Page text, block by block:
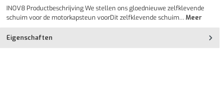
INOV8 Productbeschrijving We stellen ons gloednieuwe zelfklevende
schuim voor de motorkapsteun voorDit zelfklevende schuim…Meer
Eigenschaften